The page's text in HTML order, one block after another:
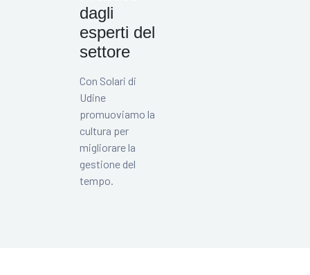
dagli
esperti del
settore
Con Solari di
Udine
promuoviamo la
cultura per
migliorare la
gestione del
tempo.